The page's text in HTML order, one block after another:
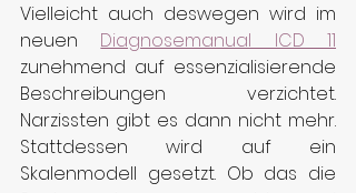
Vielleicht auch deswegen wird im
neuen Diagnosemanual ICD 11
zunehmend auf essenzialisierende
Beschreibungen verzichtet.
Narzissten gibt es dann nicht mehr.
Stattdessen wird auf ein
Skalenmodell gesetzt. Ob das die